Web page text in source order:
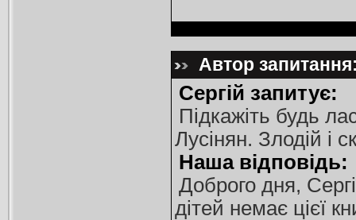
Автор
Сергій запитує:
Підкажіть будь
Лусінян. Злодій і
Наша відповідь:
Доброго дня,
дітей немає цієї